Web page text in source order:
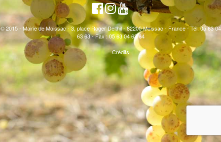
© 2015 - Mairie de Moissac - 3, place Roger Delthil - 82200 Moissac - France - Tél. 05 63 04
63 63 - Fax : 05 63 04 63 64
Crédits